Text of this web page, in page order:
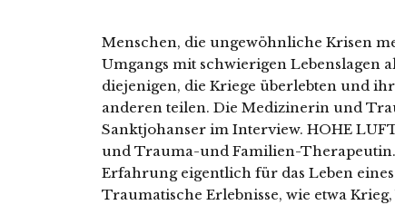
Menschen, die ungewöhnliche Krisen
Umgangs mit schwierigen Lebenslagen
diejenigen, die Kriege überlebten und
anderen teilen. Die Medizinerin und
Sanktjohanser im Interview. HOHE
und Trauma-und Familien-Therapeutin.
Erfahrung eigentlich für das Leben
Traumatische Erlebnisse, wie etwa